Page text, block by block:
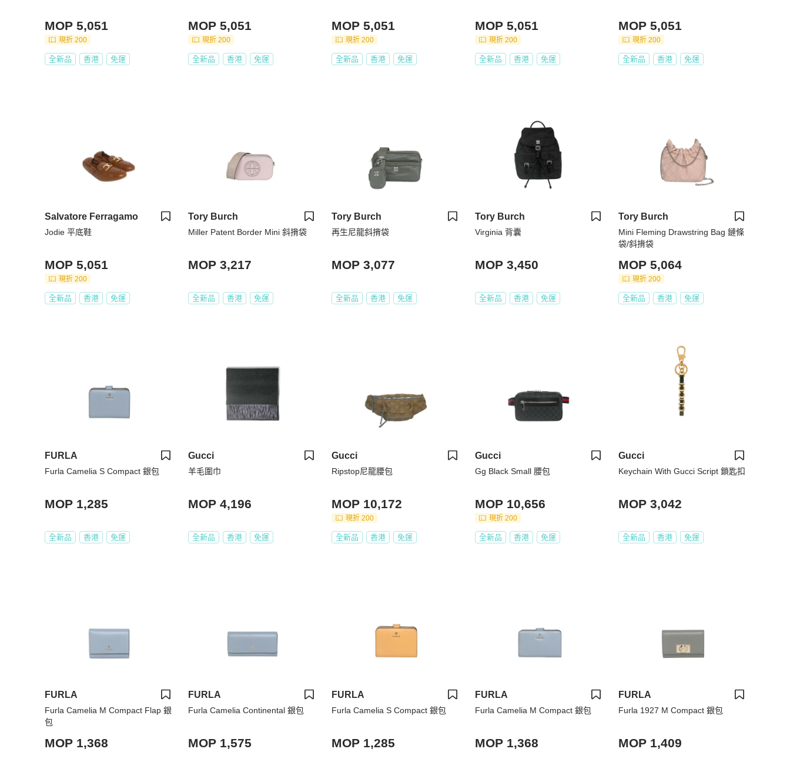
MOP 5,051
現折 200
全新品 香港 免運
MOP 5,051
現折 200
全新品 香港 免運
MOP 5,051
現折 200
全新品 香港 免運
MOP 5,051
現折 200
全新品 香港 免運
MOP 5,051
現折 200
全新品 香港 免運
Salvatore Ferragamo
Jodie 平底鞋
MOP 5,051
現折 200
全新品 香港 免運
Tory Burch
Miller Patent Border Mini 斜揹袋
MOP 3,217
全新品 香港 免運
Tory Burch
再生尼龍斜揹袋
MOP 3,077
全新品 香港 免運
Tory Burch
Virginia 背囊
MOP 3,450
全新品 香港 免運
Tory Burch
Mini Fleming Drawstring Bag 鏈條
袋/斜揹袋
MOP 5,064
現折 200
全新品 香港 免運
FURLA
Furla Camelia S Compact 銀包
MOP 1,285
全新品 香港 免運
Gucci
羊毛圍巾
MOP 4,196
全新品 香港 免運
Gucci
Ripstop尼龍腰包
MOP 10,172
現折 200
全新品 香港 免運
Gucci
Gg Black Small 腰包
MOP 10,656
現折 200
全新品 香港 免運
Gucci
Keychain With Gucci Script 鎖匙扣
MOP 3,042
全新品 香港 免運
FURLA
Furla Camelia M Compact Flap 銀
包
MOP 1,368
FURLA
Furla Camelia Continental 銀包
MOP 1,575
FURLA
Furla Camelia S Compact 銀包
MOP 1,285
FURLA
Furla Camelia M Compact 銀包
MOP 1,368
FURLA
Furla 1927 M Compact 銀包
MOP 1,409